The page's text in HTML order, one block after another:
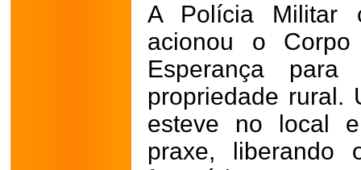
A Polícia Militar
acionou o
Esperança
propriedade rural.
esteve no local
praxe,